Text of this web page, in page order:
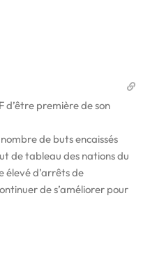
d’être première de son
de buts encaissés
de tableau des nations du
élevé d’arrêts de
de s’améliorer pour